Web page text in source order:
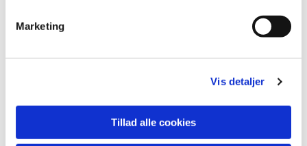
Marketing
Vis detaljer
Tillad alle cookies
Du vil måske også kunne lide...